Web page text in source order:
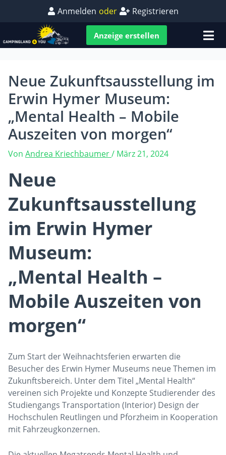
Anmelden oder Registrieren
Anzeige erstellen
Neue Zukunftsausstellung im
Erwin Hymer Museum:
„Mental Health – Mobile
Auszeiten von morgen“
Von Andrea Kriechbaumer/ März 21, 2024
Neue
Zukunftsausstellung
im Erwin Hymer
Museum:
„Mental Health –
Mobile Auszeiten von
morgen“
Zum Start der Weihnachtsferien erwarten die
Besucher des Erwin Hymer Museums neue Themen im
Zukunftsbereich. Unter dem Titel „Mental Health“
vereinen sich Projekte und Konzepte Studierender des
Studiengangs Transportation (Interior) Design der
Hochschulen Reutlingen und Pforzheim in Kooperation
mit Fahrzeugkonzernen.